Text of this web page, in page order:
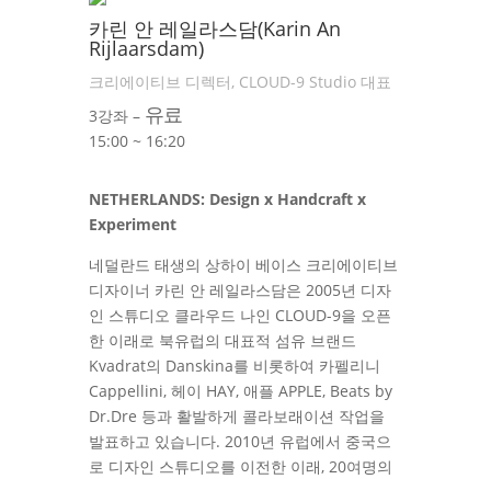
카린 안 레일라스담(Karin An
Rijlaarsdam)
크리에이티브 디렉터, CLOUD-9 Studio 대표
3강좌 – 유료
15:00 ~ 16:20
NETHERLANDS: Design x Handcraft x
Experiment
네덜란드 태생의 상하이 베이스 크리에이티브
디자이너 카린 안 레일라스담은 2005년 디자
인 스튜디오 클라우드 나인 CLOUD-9을 오픈
한 이래로 북유럽의 대표적 섬유 브랜드
Kvadrat의 Danskina를 비롯하여 카펠리니
Cappellini, 헤이 HAY, 애플 APPLE, Beats by
Dr.Dre 등과 활발하게 콜라보래이션 작업을
발표하고 있습니다. 2010년 유럽에서 중국으
로 디자인 스튜디오를 이전한 이래, 20여명의